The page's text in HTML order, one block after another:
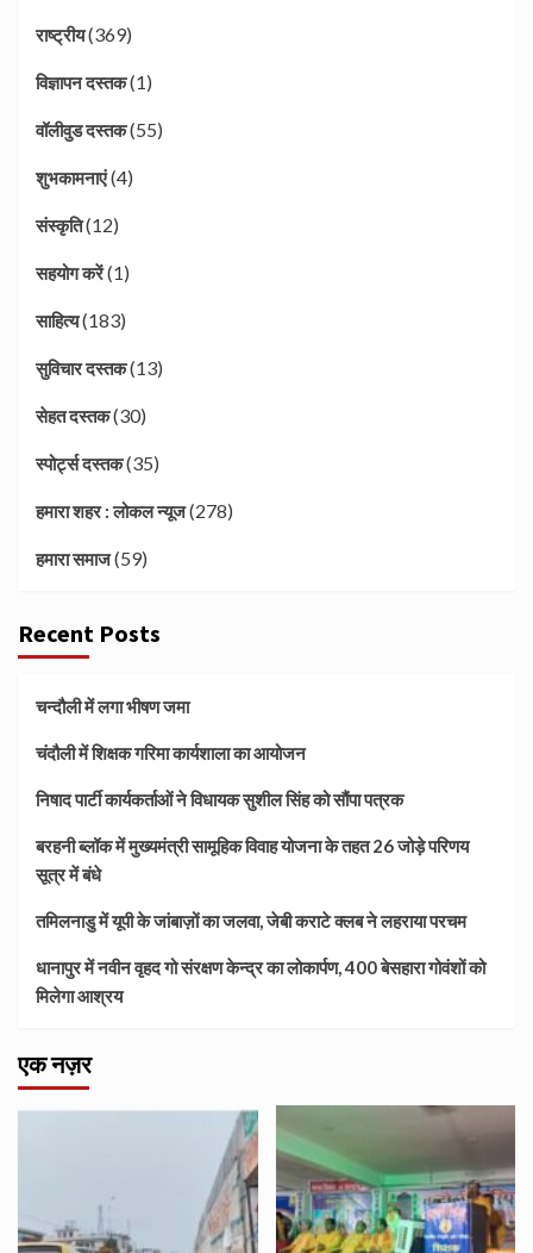
राष्ट्रीय(369)
विज्ञापन दस्तक(1)
वॉलीवुड दस्तक(55)
शुभकामनाएं(4)
संस्कृति(12)
सहयोग करें(1)
साहित्य(183)
सुविचार दस्तक(13)
सेहत दस्तक(30)
स्पोर्ट्स दस्तक(35)
हमारा शहर : लोकल न्यूज(278)
हमारा समाज(59)
Recent Posts
चन्दौली में लगा भीषण जमा
चंदौली में शिक्षक गरिमा कार्यशाला का आयोजन
निषाद पार्टी कार्यकर्ताओं ने विधायक सुशील सिंह को सौंपा पत्रक
बरहनी ब्लॉक में मुख्यमंत्री सामूहिक विवाह योजना के तहत 26 जोड़े परिणय
सूत्र में बंधे
तमिलनाडु में यूपी के जांबाज़ों का जलवा, जेबी कराटे क्लब ने लहराया परचम
धानापुर में नवीन वृहद गो संरक्षण केन्द्र का लोकार्पण, 400 बेसहारा गोवंशों को
मिलेगा आश्रय
एक नज़र